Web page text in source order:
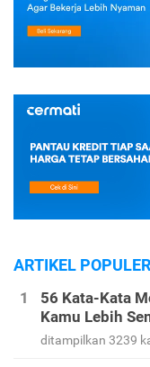
ARTIKEL POPULER
56 Kata-Kata
Kamu Lebih
ditampilkan 3239